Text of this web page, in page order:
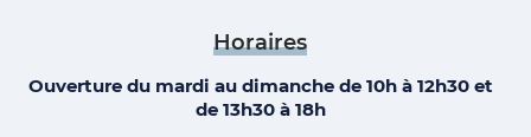
Horaires
Ouverture du mardi au dimanche de 10h à 12h30 et
de 13h30 à 18h